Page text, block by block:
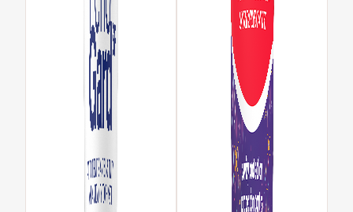
PARAMÈTRES DU COMPTE